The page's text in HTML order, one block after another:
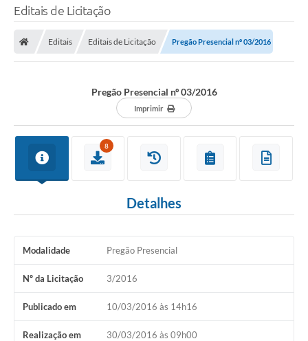
Editais de Licitação
Editais Editais de Licitação Pregão Presencial nº 03/2016
Pregão Presencial nº 03/2016
Imprimir
8
Detalhes
Modalidade Pregão Presencial
Nº da Licitação 3/2016
Publicado em 10/03/2016 às 14h16
Realização em 30/03/2016 às 09h00